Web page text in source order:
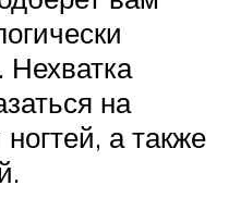
Нехватка
на
а также